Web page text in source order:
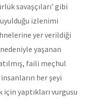
savaşçıları’ gibi
izlenimi
yer verildiği
yaşanan
faili meçhul
her şeyi
yaptıkları vurgusu